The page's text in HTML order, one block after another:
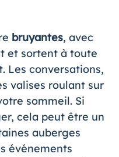
bruyantes, avec
et sortent à toute
Les conversations,
valises roulant sur
sommeil. Si
cela peut être un
auberges
événements